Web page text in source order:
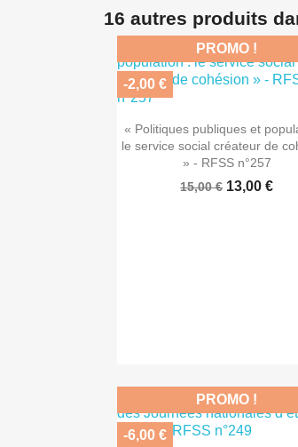
16 autres produits
 Aperçu rapide
« Politiques publiques et
le service social créateur de
» - RFSS n°257
15,00 € 13,00 €
PROMO !
-2,00 €
PROMO !
-6,00 €